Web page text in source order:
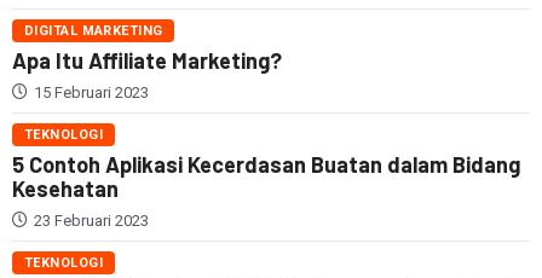
DIGITAL MARKETING
Apa Itu Affiliate Marketing?
15 Februari 2023
TEKNOLOGI
5 Contoh Aplikasi Kecerdasan Buatan dalam Bidang
Kesehatan
23 Februari 2023
TEKNOLOGI